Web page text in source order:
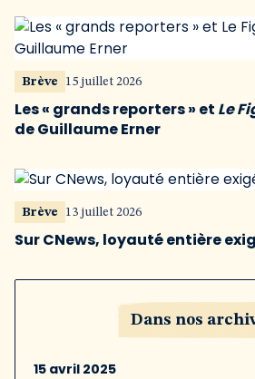
Brève 15 juillet 2026
Les « grands reporters » et Le
de Guillaume Erner
Brève 13 juillet 2026
Sur CNews, loyauté entière
Dans nos
15 avril 2025